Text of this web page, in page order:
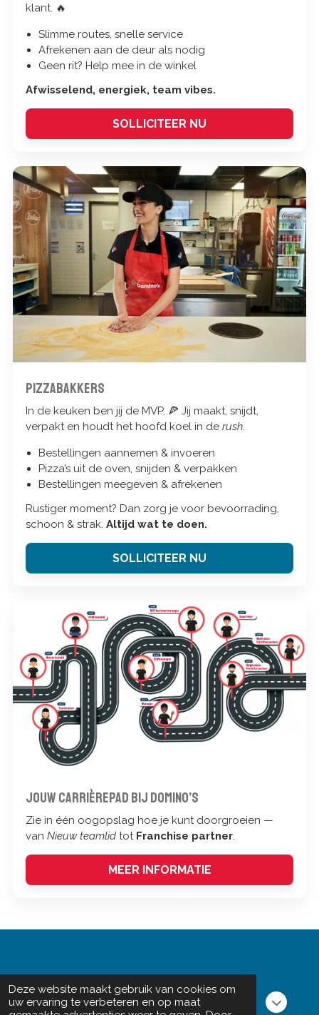
Deze website maakt gebruik van cookies om
uw ervaring te verbeteren en op maat
klant. 🔥
Slimme routes, snelle service
Afrekenen aan de deur als nodig
Geen rit? Help mee in de winkel
Afwisselend, energiek, team vibes.
SOLLICITEER NU
Pizzabakkers
In de keuken ben jij de MVP. 🍕 Jij maakt, snijdt,
verpakt en houdt het hoofd koel in de rush.
Bestellingen aannemen & invoeren
Pizza’s uit de oven, snijden & verpakken
Bestellingen meegeven & afrekenen
Rustiger moment? Dan zorg je voor bevoorrading,
schoon & strak. Altijd wat te doen.
SOLLICITEER NU
Jouw carrièrepad bij Domino’s
Zie in één oogopslag hoe je kunt doorgroeien —
van Nieuw teamlidtot Franchise partner.
MEER INFORMATIE
Login